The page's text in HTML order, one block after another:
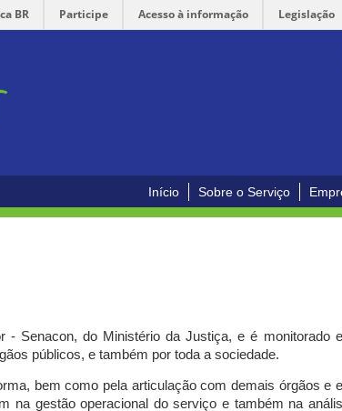
BR Participe Acesso à informação Legislação
Início Sobre o Serviço
- Senacon, do Ministério da Justiça, e é monitorado
públicos, e também por toda a sociedade.
bem como pela articulação com demais órgãos e
na gestão operacional do serviço e também na